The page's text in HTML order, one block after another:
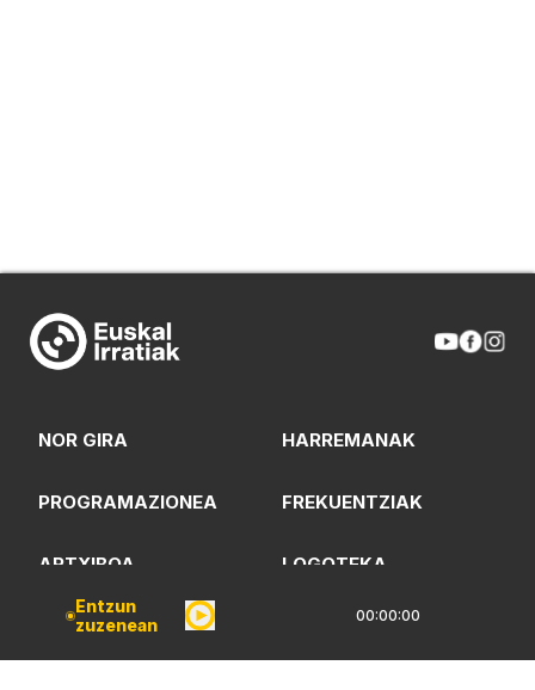
Entzun
zuzenean
00:00:00
NOR GIRA HARREMANAK
PROGRAMAZIONEA FREKUENTZIAK
ARTXIBOA LOGOTEKA
QUI SOMMES-NOUS?